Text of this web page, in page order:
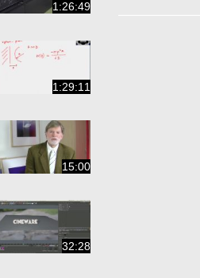
1:26:49
1:29:11
15:00
32:28